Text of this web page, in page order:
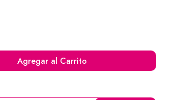
Agregar al Carrito